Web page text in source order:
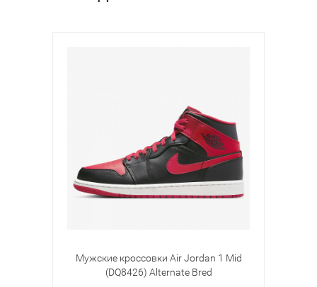
Мужские кроссовки Air Jordan 1 Mid
(DQ8426) Alternate Bred